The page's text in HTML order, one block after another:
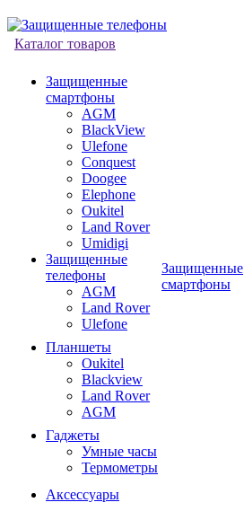
Каталог товаров
Защищенные
смартфоны
AGM
BlackView
Ulefone
Conquest
Doogee
Elephone
Oukitel
Land Rover
Umidigi
Защищенные
телефоны
AGM
Land Rover
Ulefone
Планшеты
Oukitel
Blackview
Land Rover
AGM
Гаджеты
Умные часы
Термометры
Аксессуары
Защищенные
смартфоны